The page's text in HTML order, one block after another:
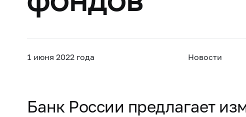
1 июня 2022 года Новости
Банк России предлагает